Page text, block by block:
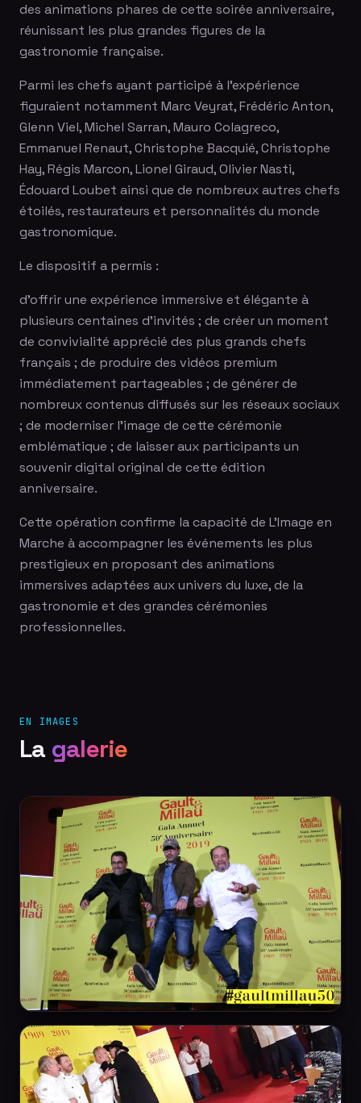
des animations phares de cette soirée anniversaire,
réunissant les plus grandes figures de la
gastronomie française.
Parmi les chefs ayant participé à l'expérience
figuraient notamment Marc Veyrat, Frédéric Anton,
Glenn Viel, Michel Sarran, Mauro Colagreco,
Emmanuel Renaut, Christophe Bacquié, Christophe
Hay, Régis Marcon, Lionel Giraud, Olivier Nasti,
Édouard Loubet ainsi que de nombreux autres chefs
étoilés, restaurateurs et personnalités du monde
gastronomique.
Le dispositif a permis :
d'offrir une expérience immersive et élégante à
plusieurs centaines d'invités ; de créer un moment
de convivialité apprécié des plus grands chefs
français ; de produire des vidéos premium
immédiatement partageables ; de générer de
nombreux contenus diffusés sur les réseaux sociaux
; de moderniser l'image de cette cérémonie
emblématique ; de laisser aux participants un
souvenir digital original de cette édition
anniversaire.
Cette opération confirme la capacité de L'Image en
Marche à accompagner les événements les plus
prestigieux en proposant des animations
immersives adaptées aux univers du luxe, de la
gastronomie et des grandes cérémonies
professionnelles.
EN IMAGES
La galerie